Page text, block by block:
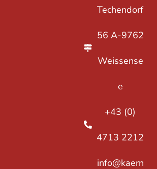
Techendorf
56 A-9762
Weissense
e
+43 (0)
4713 2212
info@kaern